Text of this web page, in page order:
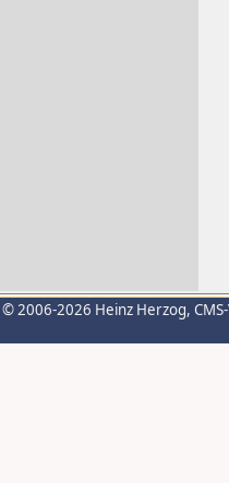
© 2006-2026 Heinz Herzog,